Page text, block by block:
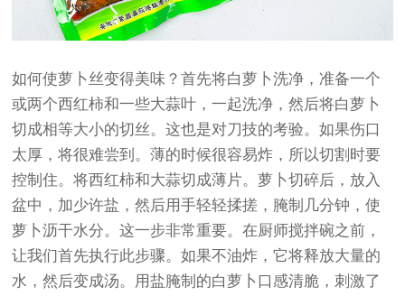
如何使萝卜丝变得美味？首先将白萝卜洗净，准备一个
或两个西红柿和一些大蒜叶，一起洗净，然后将白萝卜
切成相等大小的切丝。这也是对刀技的考验。如果伤口
太厚，将很难尝到。薄的时候很容易炸，所以切割时要
控制住。将西红柿和大蒜切成薄片。萝卜切碎后，放入
盆中，加少许盐，然后用手轻轻揉搓，腌制几分钟，使
萝卜沥干水分。这一步非常重要。在厨师搅拌碗之前，
让我们首先执行此步骤。如果不油炸，它将释放大量的
水，然后变成汤。用盐腌制的白萝卜口感清脆，刺激了